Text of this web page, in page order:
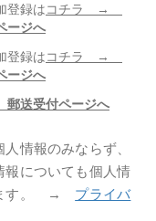
登録はコチラ →
ージへ
登録はコチラ →
ージへ
郵送受付ページへ
情報のみならず、
についても個人情
ます。 → プライバ